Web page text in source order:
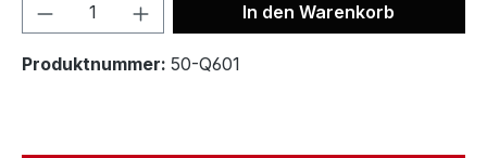
In den Warenkorb
Produktnummer: 50-Q601